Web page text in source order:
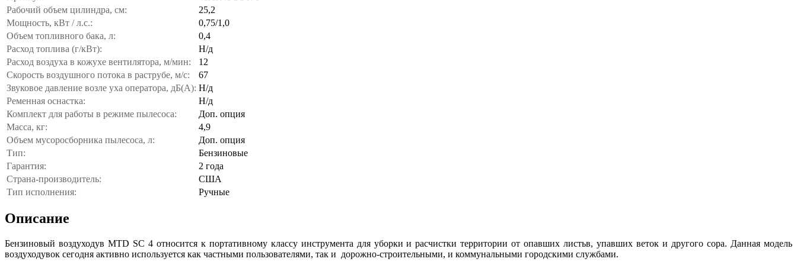
Рабочий объем цилиндра, см:
25,2
Мощность, кВт / л.с.:
0,75/1,0
Объем топливного бака, л:
0,4
Расход топлива (г/кВт):
Н/д
Расход воздуха в кожухе вентилятора, м/мин:
12
Скорость воздушного потока в раструбе, м/с:
67
Звуковое давление возле уха оператора, дБ(А): Н/д
Ременная оснастка:
Н/д
Комплект для работы в режиме пылесоса:
Доп. опция
Масса, кг:
4,9
Объем мусоросборника пылесоса, л:
Доп. опция
Тип:
Бензиновые
Гарантия:
2 года
Страна-производитель:
США
Тип исполнения:
Ручные
Описание
Бензиновый воздуходув MTD SC 4 относится к портативному классу инструмента для уборки и расчистки территории от опавших листьв, упавших веток и другого сора. Данная модель
воздуходувок сегодня активно используется как частными пользователями, так и дорожно-строительными, и коммунальными городскими службами.